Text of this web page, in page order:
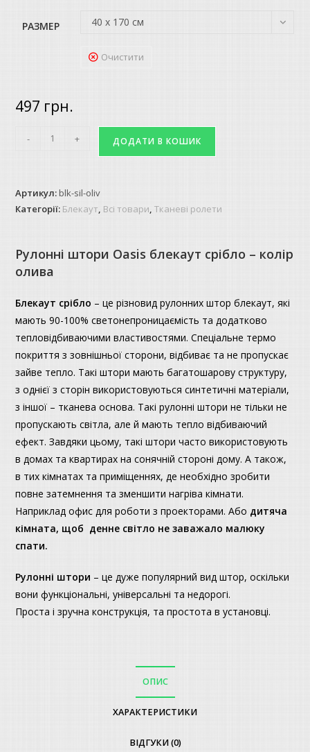
РАЗМЕР
40 х 170 см
Очистити
497 грн.
срібло
олива
кількість
- + ДОДАТИ В КОШИК
Артикул:blk-sil-oliv
Категорії: Блекаут, Всі товари,Тканеві ролети
Рулонні штори Oasis блекаут срібло – колір
олива
Блекаут срібло – це різновид рулонних штор блекаут, які
мають 90-100% светонепроницаємість та додатково
тепловідбиваючими властивостями. Спеціальне термо
покриття з зовнішньої сторони, відбиває та не пропускає
зайве тепло. Такі штори мають багатошарову структуру,
з однієї з сторін використовуються синтетичні матеріали,
з іншої – тканева основа. Такі рулонні штори не тільки не
пропускають світла, але й мають тепло відбиваючий
ефект. Завдяки цьому, такі штори часто використовують
в домах та квартирах на сонячній стороні дому. А також,
в тих кімнатах та приміщеннях, де необхідно зробити
повне затемнення та зменшити нагріва кімнати.
Наприклад офис для роботи з проекторами. Або дитяча
кімната, щоб денне світло не заважало малюку
спати.
Рулонні штори – це дуже популярний вид штор, оскільки
вони функціональні, універсальні та недорогі.
Проста і зручна конструкція, та простота в установці.
ОПИС
ХАРАКТЕРИСТИКИ
ВІДГУКИ (0)